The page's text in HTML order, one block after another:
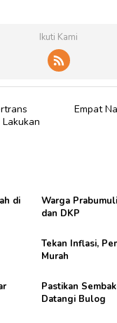
Ikuti Kami
Empat
di
Warga
dan DKP
Tekan Inflasi,
Murah
Pastikan
Datangi Bulog